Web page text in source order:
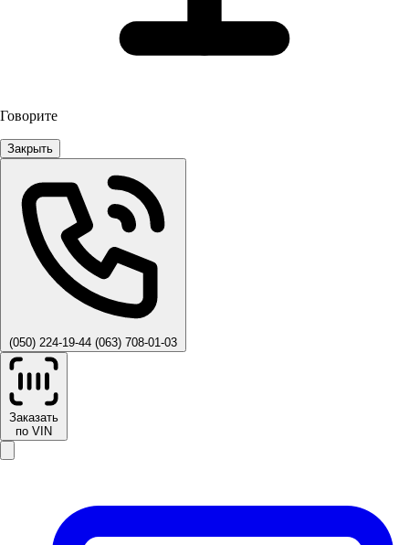
Говорите
Закрыть
(050) 224-19-44 (063) 708-01-03
Заказать
по VIN